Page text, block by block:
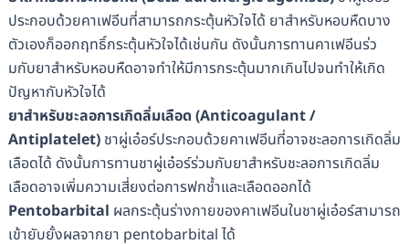
ประกอบด้วยคาเฟอีนที่สามารถกระตุ้นหัวใจได้ ยาสำหรับหอบหืดบาง
ตัวเองก็ออกฤทธิ์กระตุ้นหัวใจได้เช่นกัน ดังนั้นการทานคาเฟอีนร่ว
มกับยาสำหรับหอบหืดอาจทำให้มีการกระตุ้นมากเกินไปจนทำให้เกิด
ปัญหากับหัวใจได้
ยาสำหรับชะลอการเกิดลิ่มเลือด (Anticoagulant /
Antiplatelet) ชาผู่เอ๋อร์ประกอบด้วยคาเฟอีนที่อาจชะลอการเกิดลิ่ม
เลือดได้ ดังนั้นการทานชาผู่เอ๋อร์ร่วมกับยาสำหรับชะลอการเกิดลิ่ม
เลือดอาจเพิ่มความเสี่ยงต่อการฟกช้ำและเลือดออกได้
Pentobarbital ผลกระตุ้นร่างกายของคาเฟอีนในชาผู่เอ๋อร์สามารถ
เข้ายับยั้งผลจากยา pentobarbital ได้